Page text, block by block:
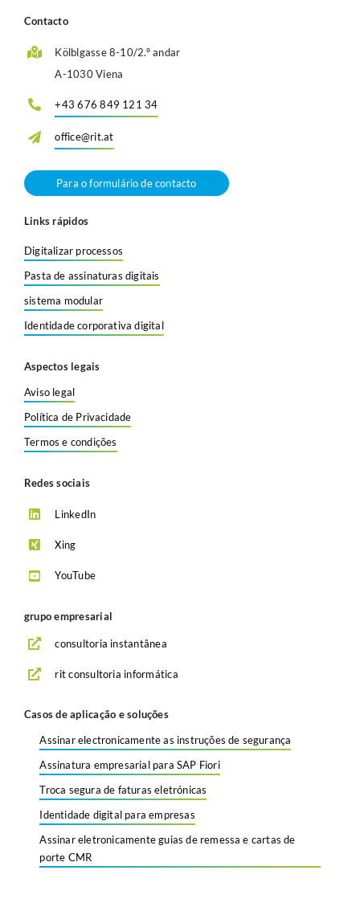
Contacto
Kölblgasse 8-10/2.º andar
A-1030 Viena
+43 676 849 121 34
office@rit.at
Para o formulário de contacto
Links rápidos
Digitalizar processos
Pasta de assinaturas digitais
sistema modular
Identidade corporativa digital
Aspectos legais
Aviso legal
Política de Privacidade
Termos e condições
Redes sociais
LinkedIn
Xing
YouTube
grupo empresarial
consultoria instantânea
rit consultoria informática
Casos de aplicação e soluções
Assinar electronicamente as instruções de segurança
Assinatura empresarial para SAP Fiori
Troca segura de faturas eletrónicas
Identidade digital para empresas
Assinar eletronicamente guias de remessa e cartas de
porte CMR